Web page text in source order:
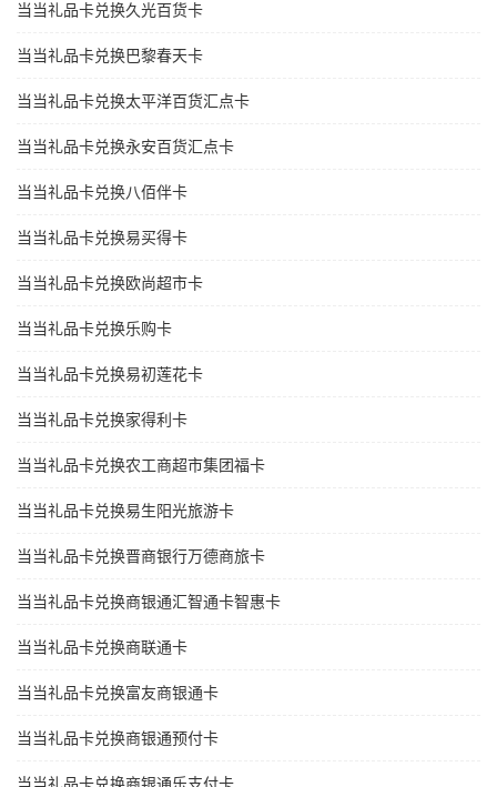
当当礼品卡兑换久光百货卡
当当礼品卡兑换巴黎春天卡
当当礼品卡兑换太平洋百货汇点卡
当当礼品卡兑换永安百货汇点卡
当当礼品卡兑换八佰伴卡
当当礼品卡兑换易买得卡
当当礼品卡兑换欧尚超市卡
当当礼品卡兑换乐购卡
当当礼品卡兑换易初莲花卡
当当礼品卡兑换家得利卡
当当礼品卡兑换农工商超市集团福卡
当当礼品卡兑换易生阳光旅游卡
当当礼品卡兑换晋商银行万德商旅卡
当当礼品卡兑换商银通汇智通卡智惠卡
当当礼品卡兑换商联通卡
当当礼品卡兑换富友商银通卡
当当礼品卡兑换商银通预付卡